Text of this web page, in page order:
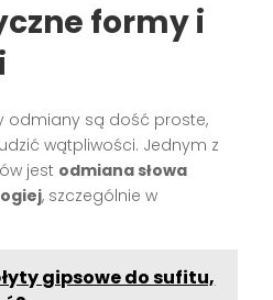
formy i
odmiany są dość proste,
wątpliwości. Jednym z
jest odmiana słowa
, szczególnie w
gipsowe do sufitu,